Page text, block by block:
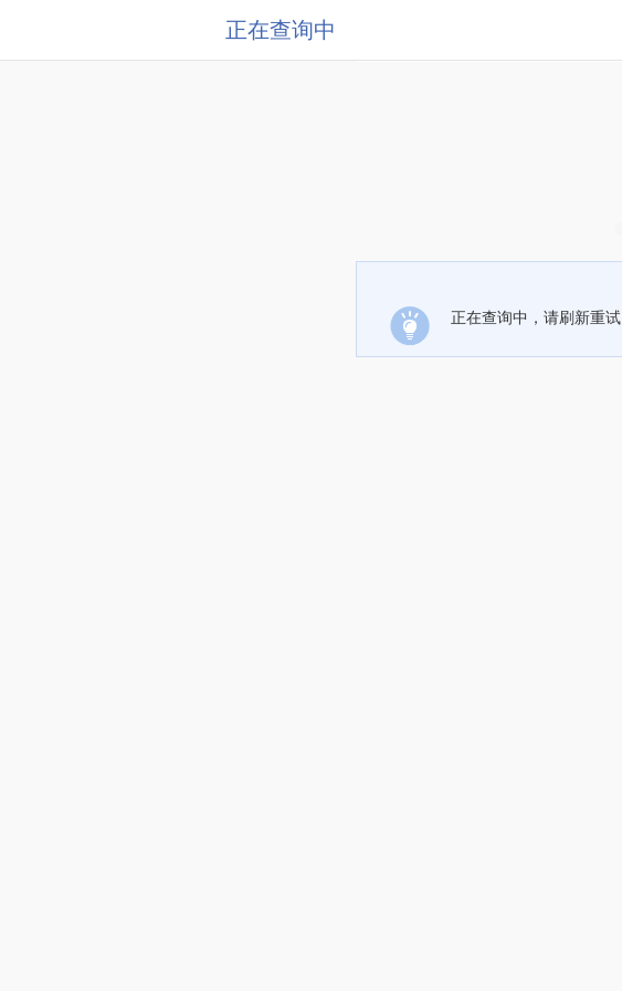
正在查询中
正在查询中，请刷新重试